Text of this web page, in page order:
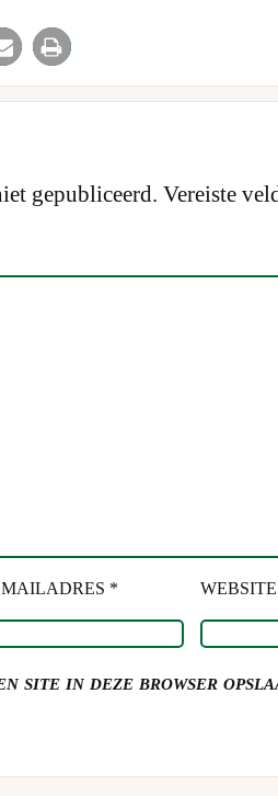
gepubliceerd. Vereiste
* WEBSITE
site in deze browser